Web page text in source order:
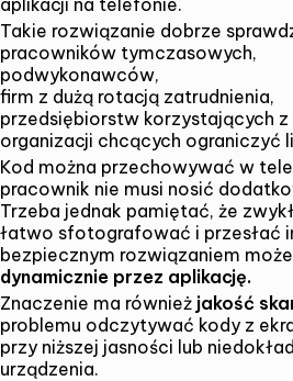
Takie rozwiązanie dobrze
pracowników tymczasowych,
podwykonawców,
firm z dużą rotacją zatrudnienia,
przedsiębiorstw korzystających
organizacji chcących ograniczyć
Kod można przechowywać w
pracownik nie musi nosić
Trzeba jednak pamiętać, że
łatwo sfotografować i przesłać
bezpiecznym rozwiązaniem
dynamicznie przez aplikację.
Znaczenie ma również jakość
problemu odczytywać kody z
przy niższej jasności lub
urządzenia.